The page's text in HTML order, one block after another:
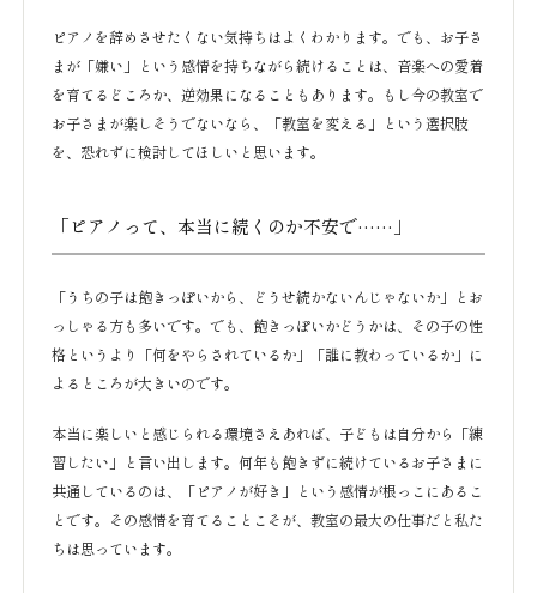
ピアノを辞めさせたくない気持ちはよくわかります。でも、お子さ
まが「嫌い」という感情を持ちながら続けることは、音楽への愛着
を育てるどころか、逆効果になることもあります。もし今の教室で
お子さまが楽しそうでないなら、「教室を変える」という選択肢
を、恐れずに検討してほしいと思います。
「ピアノって、本当に続くのか不安で……」
「うちの子は飽きっぽいから、どうせ続かないんじゃないか」とお
っしゃる方も多いです。でも、飽きっぽいかどうかは、その子の性
格というより「何をやらされているか」「誰に教わっているか」に
よるところが大きいのです。
本当に楽しいと感じられる環境さえあれば、子どもは自分から「練
習したい」と言い出します。何年も飽きずに続けているお子さまに
共通しているのは、「ピアノが好き」という感情が根っこにあるこ
とです。その感情を育てることこそが、教室の最大の仕事だと私た
ちは思っています。